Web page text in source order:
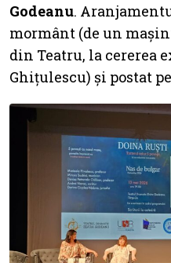
Godeanu.
mormânt (de un
din Teatru, la cererea
Ghițulescu) și postat